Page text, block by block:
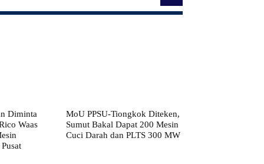
Diminta
Waas
MoU PPSU-Tiongkok Diteken,
Sumut Bakal Dapat 200 Mesin
Cuci Darah dan PLTS 300 MW